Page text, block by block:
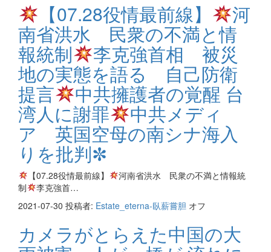
【07.28役情最前線】 河
南省洪水 民衆の不満と情
報統制 李克強首相 被災
地の実態を語る 自己防衛
提言 中共擁護者の覚醒 台
湾人に謝罪 中共メディ
ア 英国空母の南シナ海入
りを批判✼
【07.28役情最前線】
河南省洪水 民衆の不満と情報統
制
李克強首…
2021-07-30 投稿者: Estate_eterna-臥薪嘗胆 オフ
カメラがとらえた中国の大